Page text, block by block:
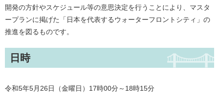
開発の方針やスケジュール等の意思決定を行うことにより、マスタ
ープランに掲げた「日本を代表するウォーターフロントシティ」の
推進を図るものです。
日時
令和5年5月26日（金曜日）17時00分～18時15分